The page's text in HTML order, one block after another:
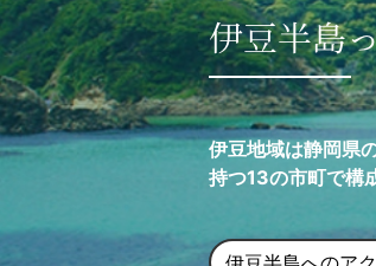
伊豆半島
伊豆地域は静岡県
持つ13の市町で構